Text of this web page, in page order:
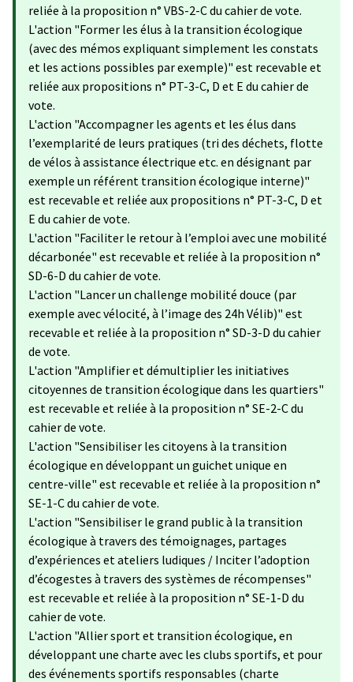
reliée à la proposition n° VBS-2-C du cahier de vote.
L'action "Former les élus à la transition écologique
(avec des mémos expliquant simplement les constats
et les actions possibles par exemple)" est recevable et
reliée aux propositions n° PT-3-C, D et E du cahier de
vote.
L'action "Accompagner les agents et les élus dans
l’exemplarité de leurs pratiques (tri des déchets, flotte
de vélos à assistance électrique etc. en désignant par
exemple un référent transition écologique interne)"
est recevable et reliée aux propositions n° PT-3-C, D et
E du cahier de vote.
L'action "Faciliter le retour à l’emploi avec une mobilité
décarbonée" est recevable et reliée à la proposition n°
SD-6-D du cahier de vote.
L'action "Lancer un challenge mobilité douce (par
exemple avec vélocité, à l’image des 24h Vélib)" est
recevable et reliée à la proposition n° SD-3-D du cahier
de vote.
L'action "Amplifier et démultiplier les initiatives
citoyennes de transition écologique dans les quartiers"
est recevable et reliée à la proposition n° SE-2-C du
cahier de vote.
L'action "Sensibiliser les citoyens à la transition
écologique en développant un guichet unique en
centre-ville" est recevable et reliée à la proposition n°
SE-1-C du cahier de vote.
L'action "Sensibiliser le grand public à la transition
écologique à travers des témoignages, partages
d’expériences et ateliers ludiques / Inciter l’adoption
d’écogestes à travers des systèmes de récompenses"
est recevable et reliée à la proposition n° SE-1-D du
cahier de vote.
L'action "Allier sport et transition écologique, en
développant une charte avec les clubs sportifs, et pour
des événements sportifs responsables (charte